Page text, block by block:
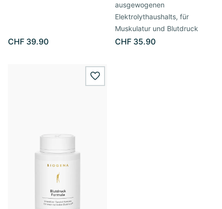
CHF 39.90
ausgewogenen
Elektrolythaushalts, für
Muskulatur und Blutdruck
CHF 35.90
wishlist.add